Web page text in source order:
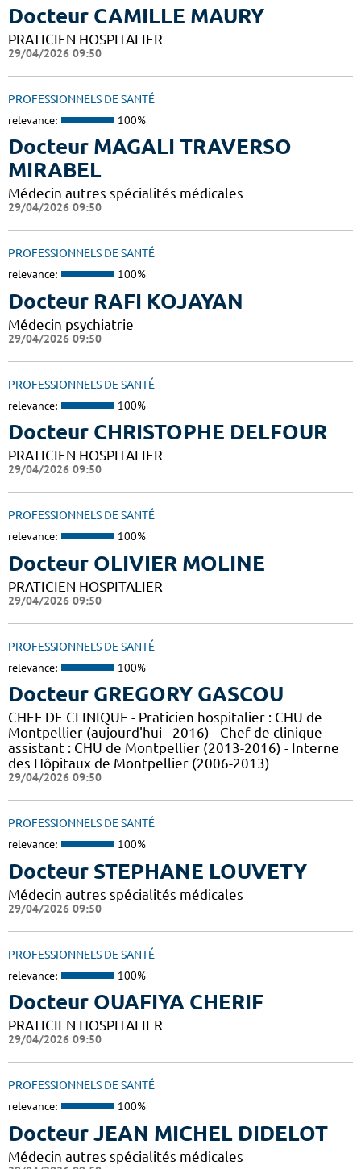
Docteur CAMILLE MAURY
PRATICIEN HOSPITALIER
29/04/2026 09:50
PROFESSIONNELS DE SANTÉ
relevance: 100%
Docteur MAGALI TRAVERSO
MIRABEL
Médecin autres spécialités médicales
29/04/2026 09:50
PROFESSIONNELS DE SANTÉ
relevance: 100%
Docteur RAFI KOJAYAN
Médecin psychiatrie
29/04/2026 09:50
PROFESSIONNELS DE SANTÉ
relevance: 100%
Docteur CHRISTOPHE DELFOUR
PRATICIEN HOSPITALIER
29/04/2026 09:50
PROFESSIONNELS DE SANTÉ
relevance: 100%
Docteur OLIVIER MOLINE
PRATICIEN HOSPITALIER
29/04/2026 09:50
PROFESSIONNELS DE SANTÉ
relevance: 100%
Docteur GREGORY GASCOU
CHEF DE CLINIQUE - Praticien hospitalier : CHU de
Montpellier (aujourd'hui - 2016) - Chef de clinique
assistant : CHU de Montpellier (2013-2016) - Interne
des Hôpitaux de Montpellier (2006-2013)
29/04/2026 09:50
PROFESSIONNELS DE SANTÉ
relevance: 100%
Docteur STEPHANE LOUVETY
Médecin autres spécialités médicales
29/04/2026 09:50
PROFESSIONNELS DE SANTÉ
relevance: 100%
Docteur OUAFIYA CHERIF
PRATICIEN HOSPITALIER
29/04/2026 09:50
PROFESSIONNELS DE SANTÉ
relevance: 100%
Docteur JEAN MICHEL DIDELOT
Médecin autres spécialités médicales